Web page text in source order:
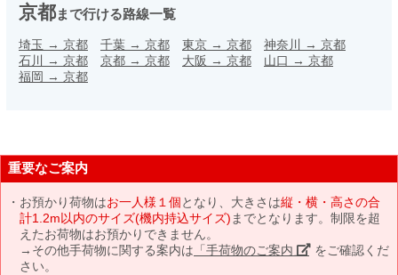
京都まで行ける路線一覧
埼玉 → 京都 千葉 → 京都 東京 → 京都 神奈川 → 京都
石川 → 京都 京都 → 京都 大阪 → 京都 山口 → 京都
福岡 → 京都
重要なご案内
お預かり荷物はお一人様１個となり、大きさは縦・横・高さの合
計1.2m以内のサイズ(機内持込サイズ) までとなります。制限を超
えたお荷物はお預かりできません。
→その他手荷物に関する案内は 「手荷物のご案内」 をご確認くだ
さい。